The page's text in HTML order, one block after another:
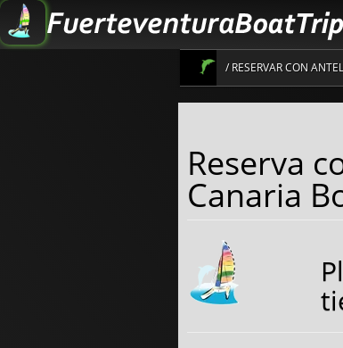
/ RESERVAR CON
Informaté de los
Reserva
Canaria